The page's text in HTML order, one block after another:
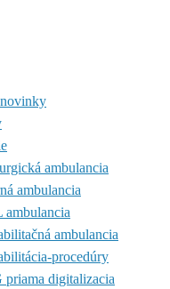
ambulancia
ambulancia
ambulancia
ambulancia
procedúry
priama digitalizacia